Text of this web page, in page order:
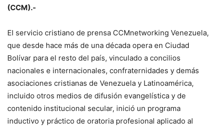
(CCM).-
El servicio cristiano de prensa CCMnetworking Venezuela,
que desde hace más de una década opera en Ciudad
Bolívar para el resto del país, vinculado a concilios
nacionales e internacionales, confraternidades y demás
asociaciones cristianas de Venezuela y Latinoamérica,
incluido otros medios de difusión evangelística y de
contenido institucional secular, inició un programa
inductivo y práctico de oratoria profesional aplicado al